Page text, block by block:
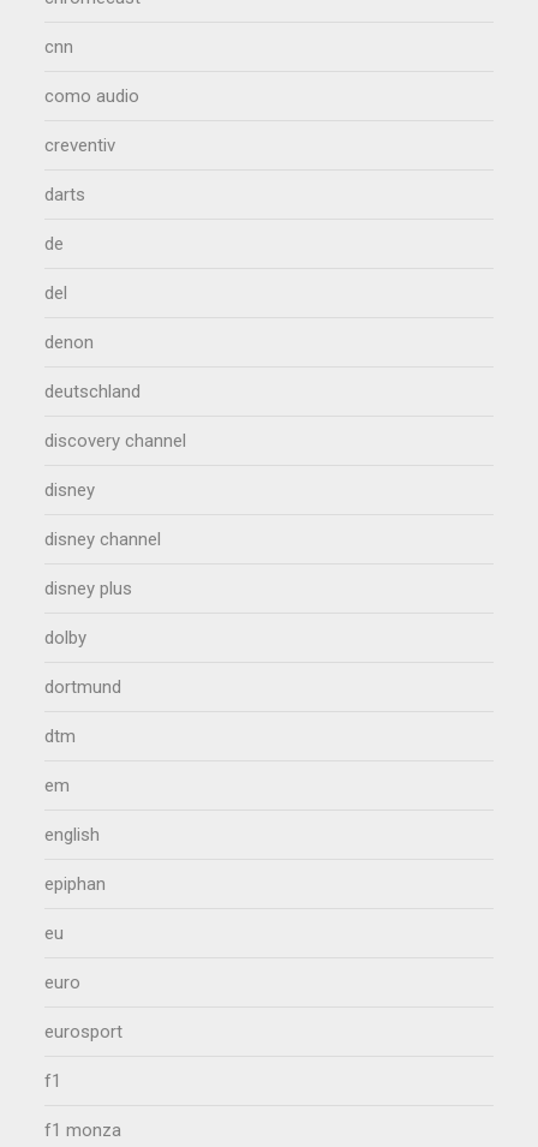
cnn
como audio
creventiv
darts
de
del
denon
deutschland
discovery channel
disney
disney channel
disney plus
dolby
dortmund
dtm
em
english
epiphan
eu
euro
eurosport
f1
f1 monza